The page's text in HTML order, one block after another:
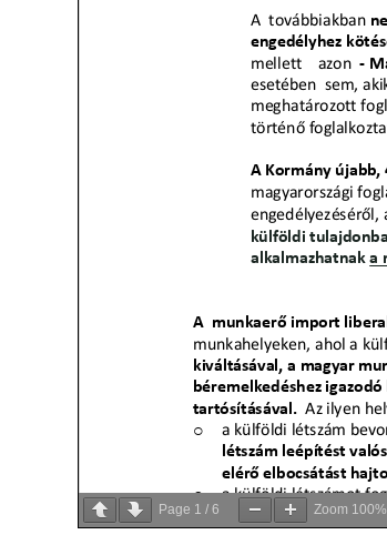
Page 1 / 6 Zoom 100%